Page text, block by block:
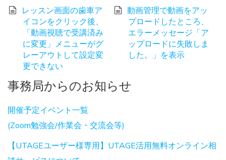
レッスン画面の歯車ア
イコンをクリック後、
「動画視聴で受講済み
に変更」メニューがグ
レーアウトして設定変
更できない
動画管理で動画をアッ
プロードしたところ、
エラーメッセージ「ア
ップロードに失敗しま
した。」を表示
事務局からのお知らせ
開催予定イベント一覧
(Zoom勉強会/作業会・交流会等)
【UTAGEユーザー様専用】UTAGE活用無料オンライン相